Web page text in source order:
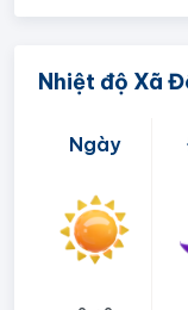
Nhiệt độ Xã
Ngày